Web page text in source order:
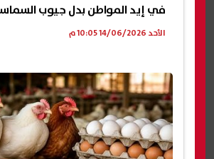
في إيد المواطن بدل جيوب
الأحد 14/06/2026 10:05 م